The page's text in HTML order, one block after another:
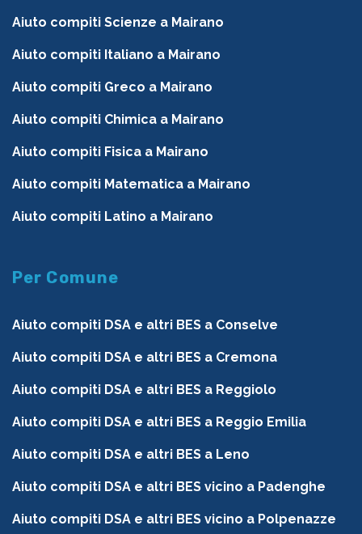
Aiuto compiti Scienze a Mairano
Aiuto compiti Italiano a Mairano
Aiuto compiti Greco a Mairano
Aiuto compiti Chimica a Mairano
Aiuto compiti Fisica a Mairano
Aiuto compiti Matematica a Mairano
Aiuto compiti Latino a Mairano
Per Comune
Aiuto compiti DSA e altri BES a Conselve
Aiuto compiti DSA e altri BES a Cremona
Aiuto compiti DSA e altri BES a Reggiolo
Aiuto compiti DSA e altri BES a Reggio Emilia
Aiuto compiti DSA e altri BES a Leno
Aiuto compiti DSA e altri BES vicino a Padenghe
Aiuto compiti DSA e altri BES vicino a Polpenazze